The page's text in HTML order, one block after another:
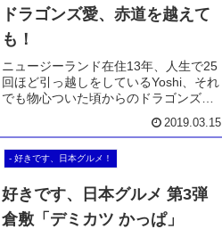
どのお話もあります。お楽しみ下さ
い。
ドラゴンズ愛、赤道を越えて
も！
ニュージーランド在住13年、人生で25
回ほど引っ越しをしているYoshi、それ
でも物心ついた頃からのドラゴンズフ
がありません。ですが日本とニュージ
ためにつらい思い、特に近年は特にそ
ーズン開幕、今年こその願いを込め
て！
2019.03.15
- 好きです、日本グルメ！
好きです、日本グルメ 第3弾
倉敷「デミカツ かっぱ」